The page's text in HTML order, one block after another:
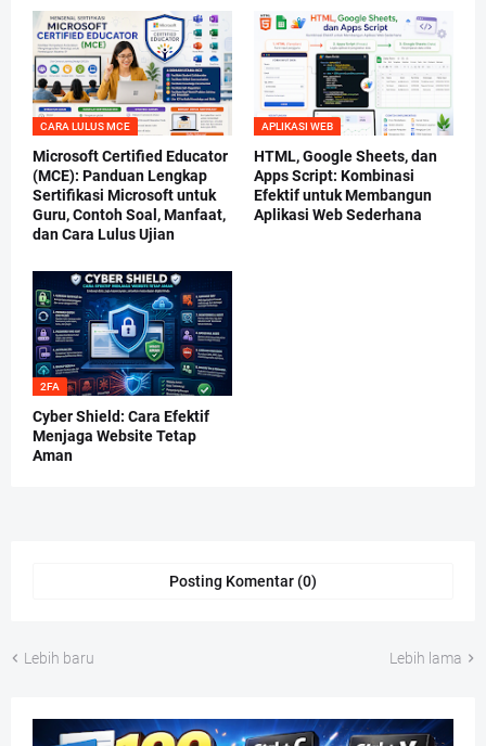
CARA LULUS MCE
Microsoft Certified Educator
(MCE): Panduan Lengkap
Sertifikasi Microsoft untuk
Guru, Contoh Soal, Manfaat,
dan Cara Lulus Ujian
APLIKASI WEB
HTML, Google Sheets, dan
Apps Script: Kombinasi
Efektif untuk Membangun
Aplikasi Web Sederhana
2FA
Cyber Shield: Cara Efektif
Menjaga Website Tetap
Aman
Posting Komentar (0)
Lebih baru Lebih lama